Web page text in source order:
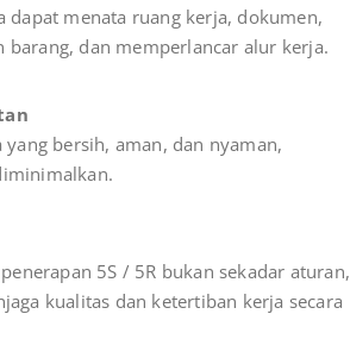
dapat menata ruang kerja, dokumen,
dan memperlancar alur kerja.
bersih, aman, dan nyaman,
5S / 5R bukan sekadar aturan,
kualitas dan ketertiban kerja secara